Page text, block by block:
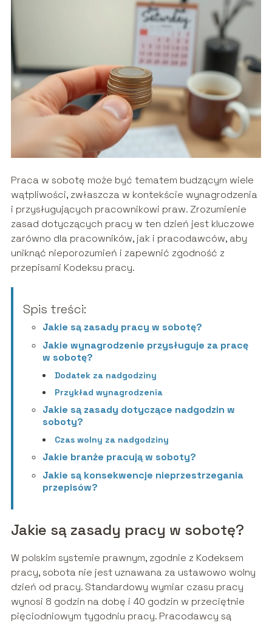
Praca w sobotę może być tematem budzącym wiele
wątpliwości, zwłaszcza w kontekście wynagrodzenia
i przysługujących pracownikowi praw. Zrozumienie
zasad dotyczących pracy w ten dzień jest kluczowe
zarówno dla pracowników, jak i pracodawców, aby
uniknąć nieporozumień i zapewnić zgodność z
przepisami Kodeksu pracy.
Spis treści:
Jakie są zasady pracy w sobotę?
Jakie wynagrodzenie przysługuje za pracę
w sobotę?
Dodatek za nadgodziny
Przykład wynagrodzenia
Jakie są zasady dotyczące nadgodzin w
soboty?
Czas wolny za nadgodziny
Jakie branże pracują w soboty?
Jakie są konsekwencje nieprzestrzegania
przepisów?
Jakie są zasady pracy w sobotę?
W polskim systemie prawnym, zgodnie z Kodeksem
pracy, sobota nie jest uznawana za ustawowo wolny
dzień od pracy. Standardowy wymiar czasu pracy
wynosi 8 godzin na dobę i 40 godzin w przeciętnie
pięciodniowym tygodniu pracy. Pracodawcy są